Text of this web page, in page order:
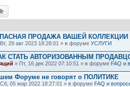
ПРОДАЖА ВАШЕЙ КОЛЛЕКЦИИ
29 авг 2023 18:28:01 » в форуме УСЛУГИ
СТАТЬ АВТОРИЗОВАННЫМ
» Пт, 16 дек 2022 07:10:51 » в форуме FAQ и
Форуме не говорят о ПОЛИТИКЕ
05 мар 2022 18:27:01 » в форуме FAQ и